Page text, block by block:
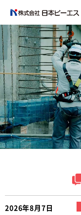
2026年8月7日